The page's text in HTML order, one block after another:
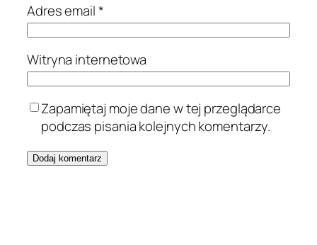
Adres email*
Witryna internetowa
Zapamiętaj moje dane w tej przeglądarce
podczas pisania kolejnych komentarzy.